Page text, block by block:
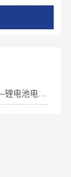
毫厘之间的密度艺术——锂电池电动对辊机赋能极片制造与研发